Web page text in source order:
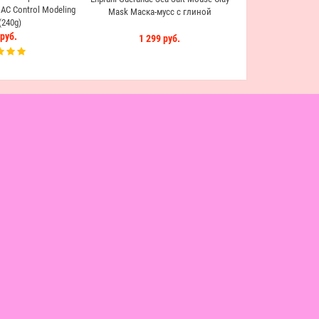
Control Modeling
Mask Маска-мусс с глиной
1 299 руб.